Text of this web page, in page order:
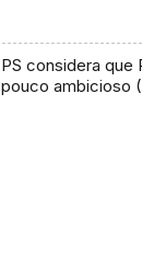
PS considera que
pouco ambicioso